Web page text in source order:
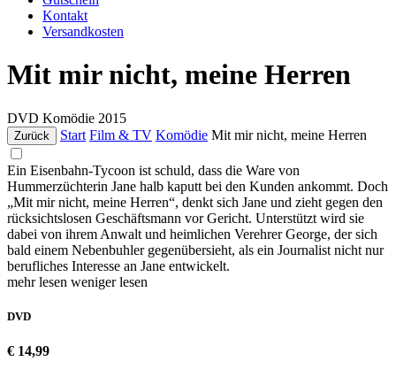
Kontakt
Versandkosten
Mit mir nicht, meine Herren
DVD Komödie 2015
Zurück Start Film & TV Komödie Mit mir nicht, meine Herren
Ein Eisenbahn-Tycoon ist schuld, dass die Ware von
Hummerzüchterin Jane halb kaputt bei den Kunden ankommt. Doch
„Mit mir nicht, meine Herren“, denkt sich Jane und zieht gegen den
rücksichtslosen Geschäftsmann vor Gericht. Unterstützt wird sie
dabei von ihrem Anwalt und heimlichen Verehrer George, der sich
bald einem Nebenbuhler gegenübersieht, als ein Journalist nicht nur
berufliches Interesse an Jane entwickelt.
mehr lesen weniger lesen
DVD
€ 14,99